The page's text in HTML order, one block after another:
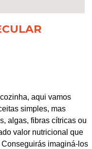
aqui vamos
simples, mas
algas, fibras cítricas ou
valor nutricional que
imaginá-los